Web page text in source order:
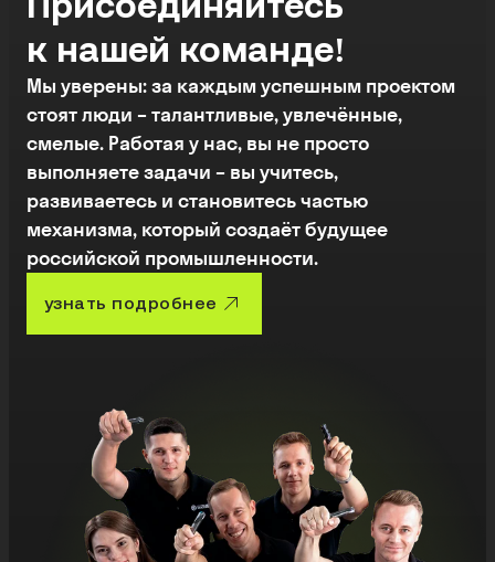
к нашей команде!
Мы уверены: за каждым успешным проектом
стоят люди – талантливые, увлечённые,
смелые. Работая у нас, вы не просто
выполняете задачи – вы учитесь,
развиваетесь и становитесь частью
механизма, который создаёт будущее
российской промышленности.
узнать подробнее